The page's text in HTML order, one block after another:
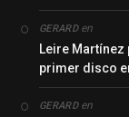
GERARDen
Leire Martínez
primer disco
GERARDen